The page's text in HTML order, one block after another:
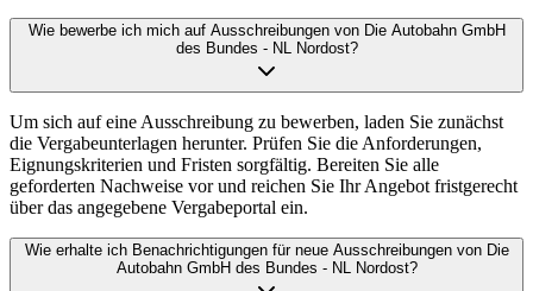
Wie bewerbe ich mich auf Ausschreibungen von Die Autobahn GmbH
des Bundes - NL Nordost?
Um sich auf eine Ausschreibung zu bewerben, laden Sie zunächst
die Vergabeunterlagen herunter. Prüfen Sie die Anforderungen,
Eignungskriterien und Fristen sorgfältig. Bereiten Sie alle
geforderten Nachweise vor und reichen Sie Ihr Angebot fristgerecht
über das angegebene Vergabeportal ein.
Wie erhalte ich Benachrichtigungen für neue Ausschreibungen von Die
Autobahn GmbH des Bundes - NL Nordost?